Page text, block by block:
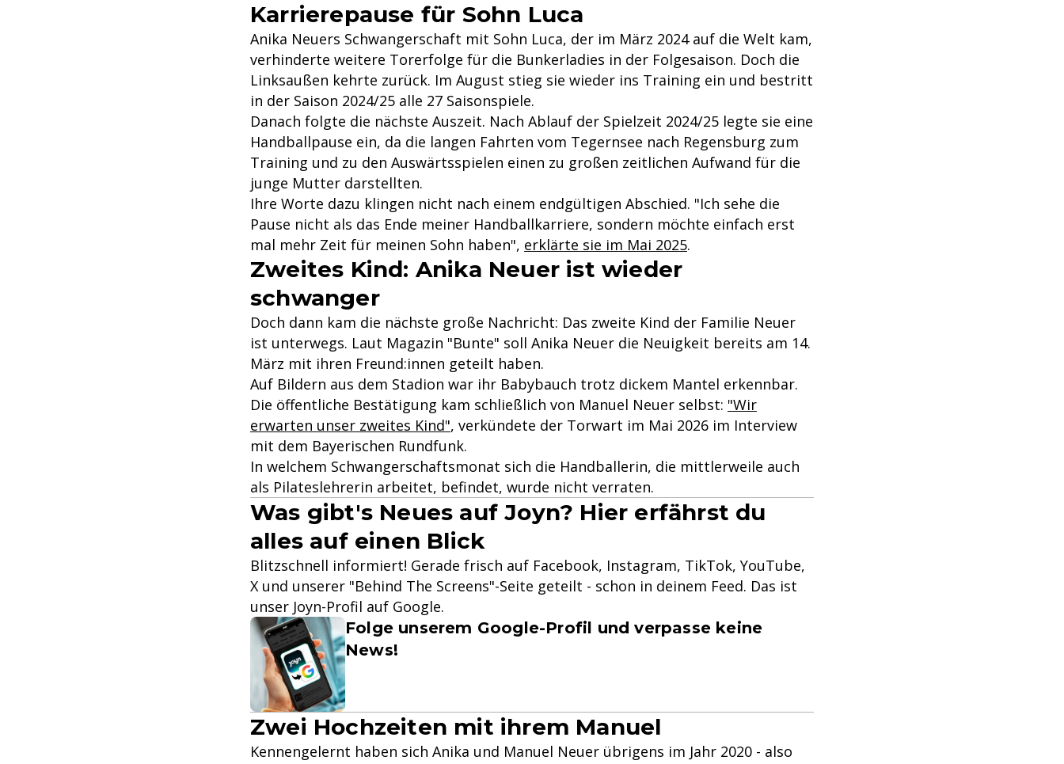
Karrierepause für Sohn Luca
Anika Neuers Schwangerschaft mit Sohn Luca, der im März 2024 auf die Welt kam,
verhinderte weitere Torerfolge für die Bunkerladies in der Folgesaison. Doch die
Linksaußen kehrte zurück. Im August stieg sie wieder ins Training ein und bestritt
in der Saison 2024/25 alle 27 Saisonspiele.
Danach folgte die nächste Auszeit. Nach Ablauf der Spielzeit 2024/25 legte sie eine
Handballpause ein, da die langen Fahrten vom Tegernsee nach Regensburg zum
Training und zu den Auswärtsspielen einen zu großen zeitlichen Aufwand für die
junge Mutter darstellten.
Ihre Worte dazu klingen nicht nach einem endgültigen Abschied. "Ich sehe die
Pause nicht als das Ende meiner Handballkarriere, sondern möchte einfach erst
mal mehr Zeit für meinen Sohn haben", erklärte sie im Mai 2025.
Zweites Kind: Anika Neuer ist wieder
schwanger
Doch dann kam die nächste große Nachricht: Das zweite Kind der Familie Neuer
ist unterwegs. Laut Magazin "Bunte" soll Anika Neuer die Neuigkeit bereits am 14.
März mit ihren Freund:innen geteilt haben.
Auf Bildern aus dem Stadion war ihr Babybauch trotz dickem Mantel erkennbar.
Die öffentliche Bestätigung kam schließlich von Manuel Neuer selbst: "Wir
erwarten unser zweites Kind", verkündete der Torwart im Mai 2026 im Interview
mit dem Bayerischen Rundfunk.
In welchem Schwangerschaftsmonat sich die Handballerin, die mittlerweile auch
als Pilateslehrerin arbeitet, befindet, wurde nicht verraten.
Was gibt's Neues auf Joyn? Hier erfährst du
alles auf einen Blick
Blitzschnell informiert! Gerade frisch auf Facebook, Instagram, TikTok, YouTube,
X und unserer "Behind The Screens"-Seite geteilt - schon in deinem Feed. Das ist
unser Joyn-Profil auf Google.
Folge unserem Google-Profil und verpasse keine
News!
Zwei Hochzeiten mit ihrem Manuel
Kennengelernt haben sich Anika und Manuel Neuer übrigens im Jahr 2020 - also